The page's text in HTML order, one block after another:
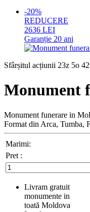
-20%
REDUCERE
2636 LEI
Garanție 20 ani
Sfârșitul acțiunii 23z 5o
Monument
Monument funerare in
Format din Arca, Tumba,
Marimi:
Pret :
Livram gratuit
monumente in
toată Moldova